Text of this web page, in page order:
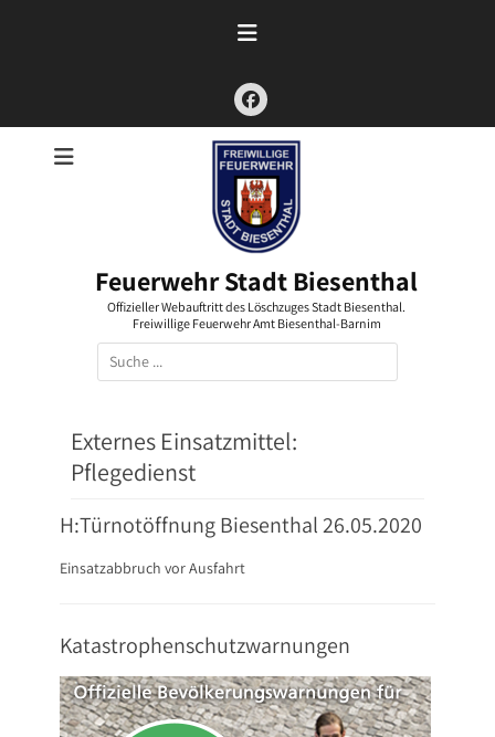
Facebook
Feuerwehr Stadt Biesenthal
Offizieller Webauftritt des Löschzuges Stadt Biesenthal.
Freiwillige Feuerwehr Amt Biesenthal-Barnim
Suchen
nach:
Externes Einsatzmittel:
Pflegedienst
H:Türnotöffnung Biesenthal 26.05.2020
Einsatzabbruch vor Ausfahrt
Katastrophenschutzwarnungen